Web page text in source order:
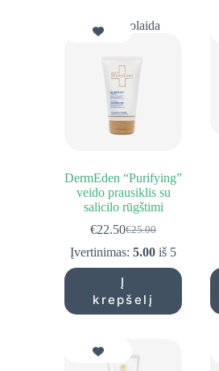
10% Nuolaida
DermEden “Purifying”
veido prausiklis su
salicilo rūgštimi
€25.00
Original
price
was:
€25.00.
€22.50Current
price
is:
€22.50.
Įvertinimas:5.00 iš 5
Į
krepšelį